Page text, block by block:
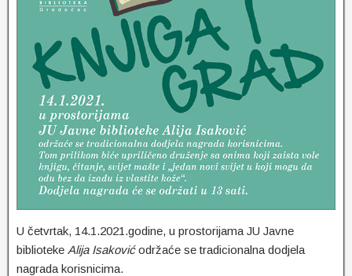
U četvrtak, 14.1.2021.godine, u prostorijama JU Javne
biblioteke Alija Isakovićodržaće se tradicionalna dodjela
nagrada korisnicima.